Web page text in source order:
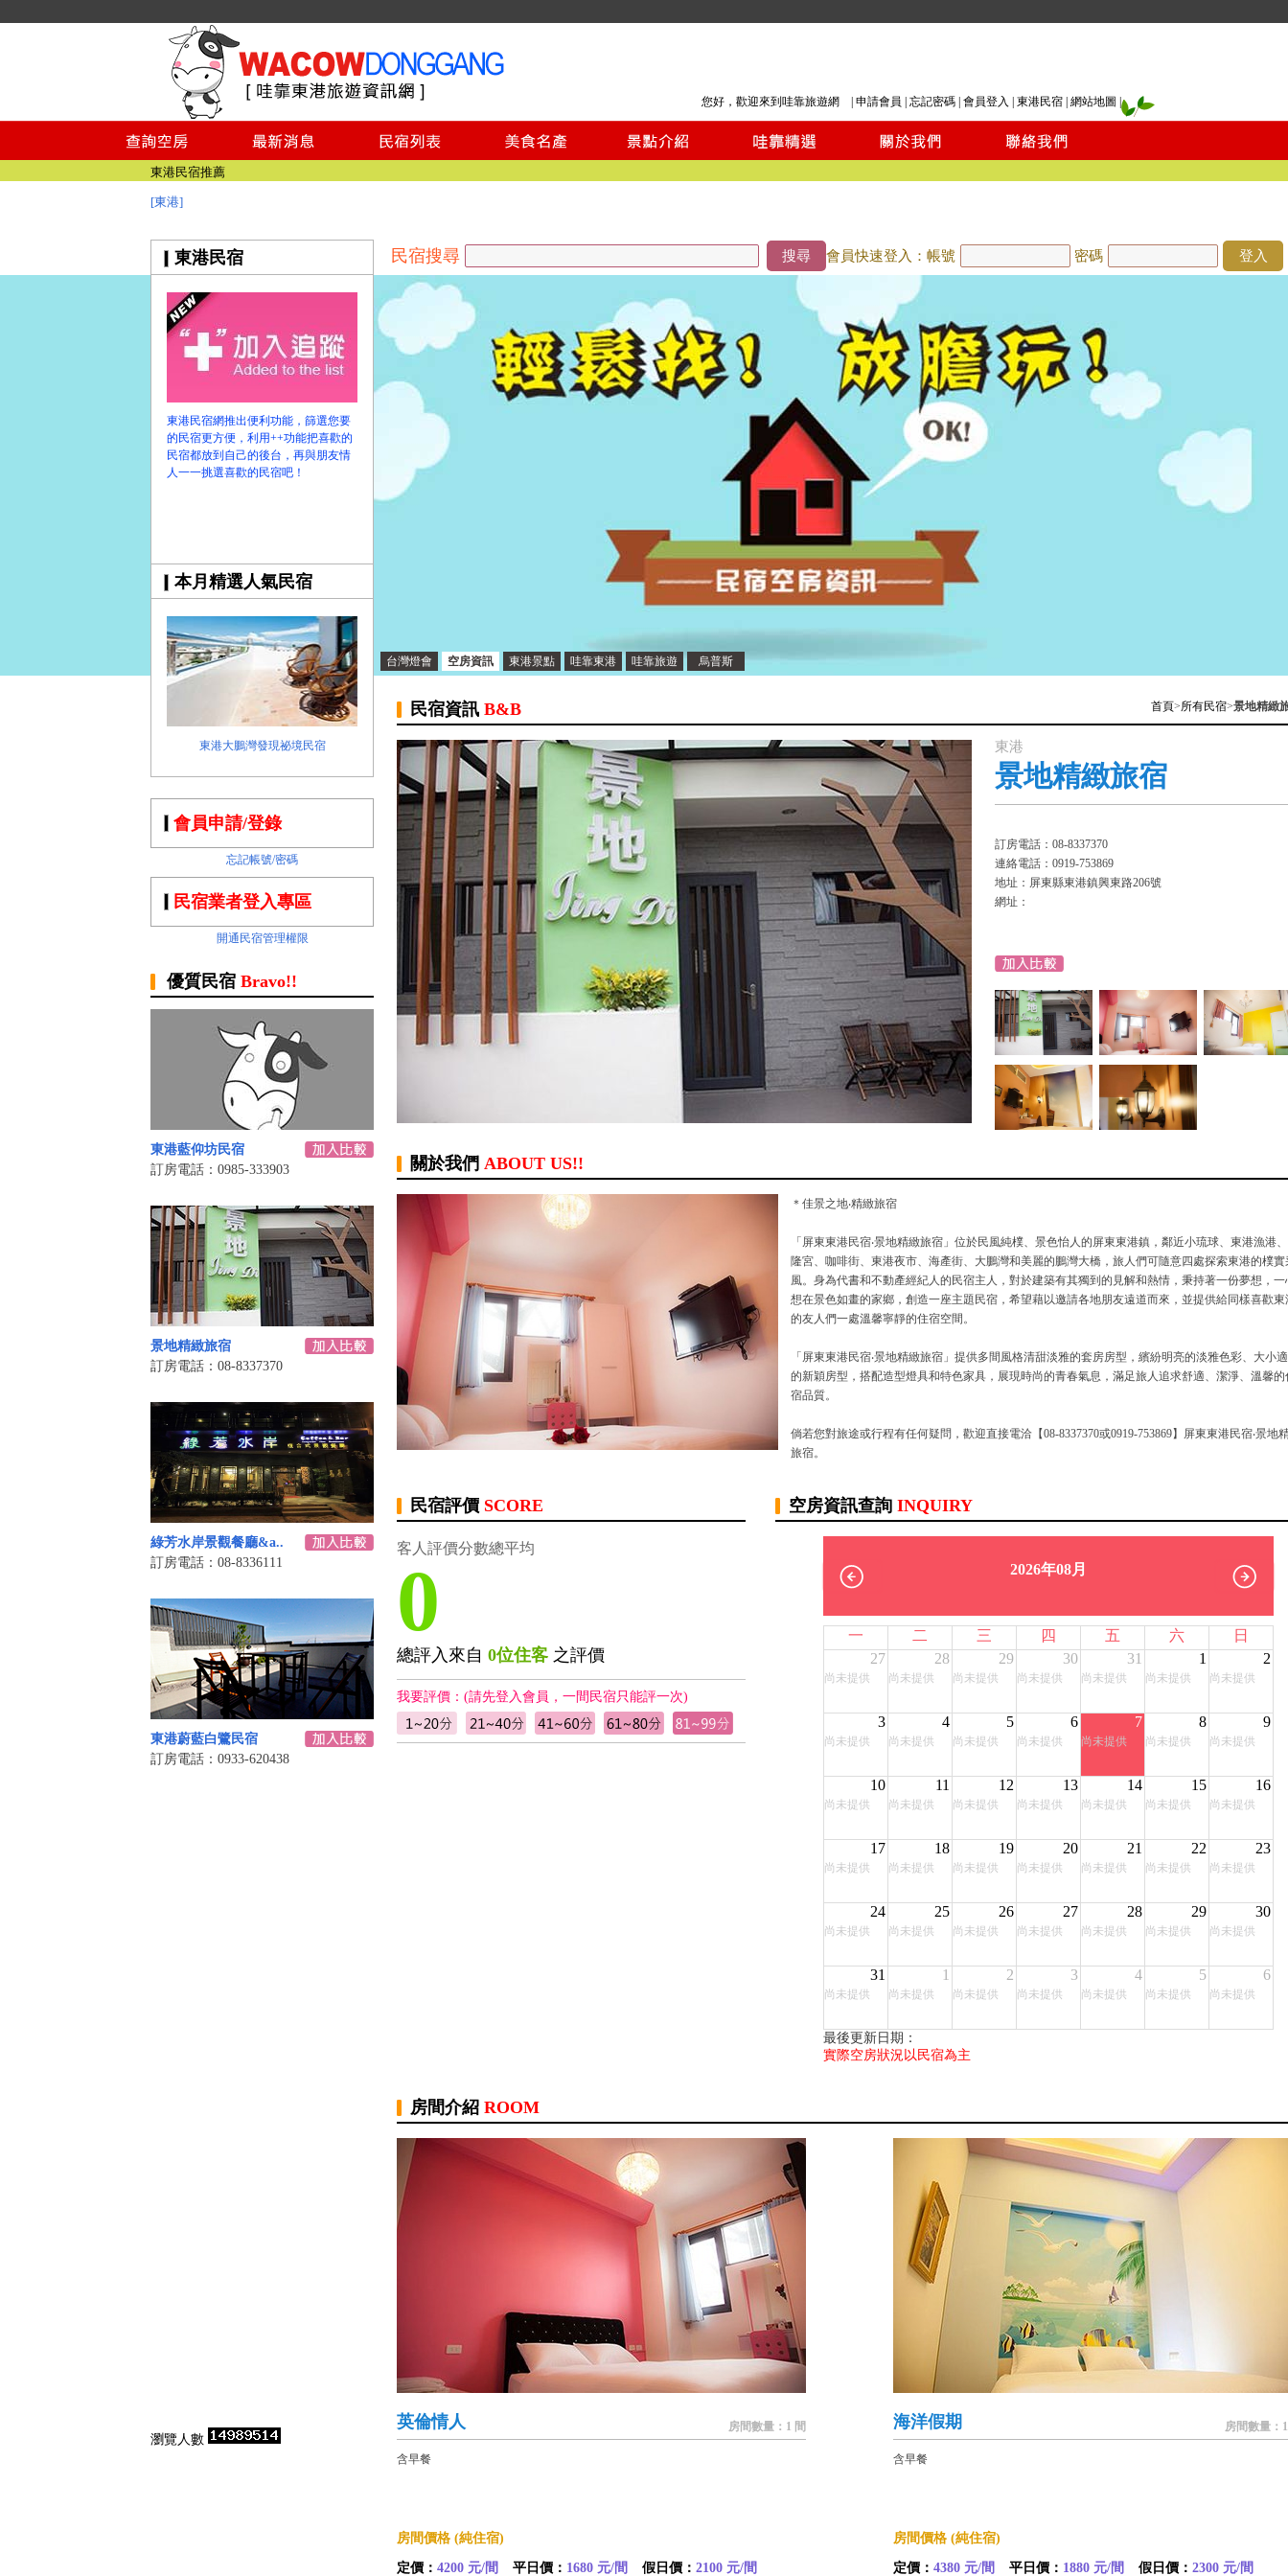
您好，歡迎來到哇靠旅遊網 | 申請會員 忘記密碼 會員登入 東港民宿 網站地圖
東港民宿推薦
東港民宿推薦
[東港]
東港民宿
東港民宿網推出便利功能，篩選您要
的民宿更方便，利用++功能把喜歡的
民宿都放到自己的後台，再與朋友情
人一一挑選喜歡的民宿吧！
本月精選人氣民宿
東港大鵬灣發現祕境民宿
台灣燈會 空房資訊 東港景點 哇靠東港 哇靠旅遊 烏普斯
民宿搜尋 搜尋 會員快速登入：帳號 密碼 登入
會員申請/登錄
忘記帳號/密碼
民宿業者登入專區
開通民宿管理權限
優質民宿 Bravo!!
東港藍仰坊民宿
訂房電話：0985-333903
景地精緻旅宿
訂房電話：08-8337370
綠芳水岸景觀餐廳&a..
訂房電話：08-8336111
東港蔚藍白鷺民宿
訂房電話：0933-620438
瀏覽人數
民宿資訊 B&B 首頁>所有民宿>景地精緻
東港
景地精緻旅宿
訂房電話：08-8337370
連絡電話：0919-753869
地址：屏東縣東港鎮興東路206號
網址：
關於我們 ABOUT US!!
＊佳景之地‧精緻旅宿
「屏東東港民宿‧景地精緻旅宿」位於民風純樸、景色怡人的屏東東港鎮，鄰近小琉球、東港漁港
隆宮、咖啡街、東港夜市、海產街、大鵬灣和美麗的鵬灣大橋，旅人們可隨意四處探索東港的樸實
風。身為代書和不動產經紀人的民宿主人，對於建築有其獨到的見解和熱情，秉持著一份夢想，一
想在景色如畫的家鄉，創造一座主題民宿，希望藉以邀請各地朋友遠道而來，並提供給同樣喜歡東
的友人們一處溫馨寧靜的住宿空間。
「屏東東港民宿‧景地精緻旅宿」提供多間風格清甜淡雅的套房房型，繽紛明亮的淡雅色彩、大小
的新穎房型，搭配造型燈具和特色家具，展現時尚的青春氣息，滿足旅人追求舒適、潔淨、溫馨的
宿品質。
倘若您對旅途或行程有任何疑問，歡迎直接電洽【08-8337370或0919-753869】屏東東港民宿‧景地
旅宿。
民宿評價 SCORE
客人評價分數總平均
0
總評入來自 0位住客 之評價
我要評價：(請先登入會員，一間民宿只能評一次)
空房資訊查詢 INQUIRY
2026年08月
一 二 三 四 五 六
日
27
尚未提供
28
尚未提供
29
尚未提供
30
尚未提供
31
尚未提供
1
尚未提供
2
尚未提供
3
尚未提供
4
尚未提供
5
尚未提供
6
尚未提供
7
尚未提供
8
尚未提供
9
尚未提供
10
尚未提供
11
尚未提供
12
尚未提供
13
尚未提供
14
尚未提供
15
尚未提供
16
尚未提供
17
尚未提供
18
尚未提供
19
尚未提供
20
尚未提供
21
尚未提供
22
尚未提供
23
尚未提供
24
尚未提供
25
尚未提供
26
尚未提供
27
尚未提供
28
尚未提供
29
尚未提供
30
尚未提供
31
尚未提供
1
尚未提供
2
尚未提供
3
尚未提供
4
尚未提供
5
尚未提供
6
尚未提供
最後更新日期：
實際空房狀況以民宿為主
房間介紹 ROOM
英倫情人 房間數量：1 間
含早餐
房間價格 (純住宿)
定價： 4200 元/間 平日價： 1680 元/間 假日價： 2100 元/間
海洋假期 房間數量：
含早餐
房間價格 (純住宿)
定價： 4380 元/間 平日價： 1880 元/間 假日價： 2300 元/間